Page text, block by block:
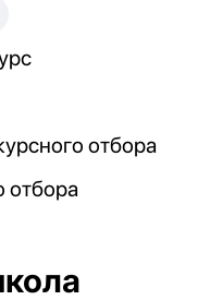
отбора
отбора